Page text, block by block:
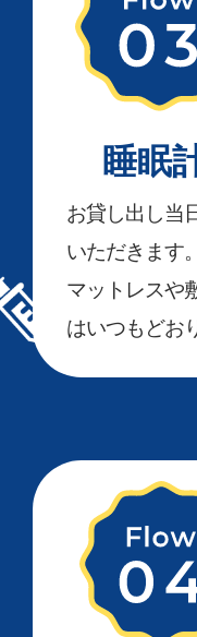
睡眠
お貸し出し当
いただきます。
マットレスや
はいつもどお